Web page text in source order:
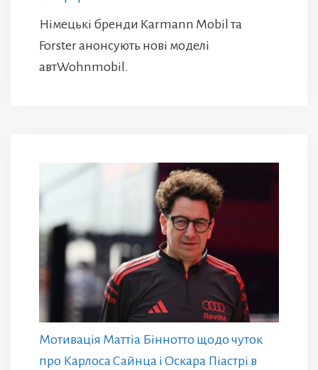
Німецькі бренди Karmann Mobil та
Forster анонсують нові моделі
автWohnmobil.
Мотивація Маттіа Біннотто щодо чуток
про Карлоса Сайнца і Оскара Піастрі в